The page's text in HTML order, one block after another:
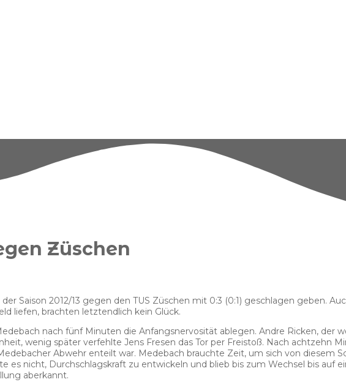
Züschen
Saison 2012/13 gegen den TUS Züschen mit 0:3 (0:1) geschlagen geben.
liefen, brachten letztendlich kein Glück.
nach fünf Minuten die Anfangsnervosität ablegen. Andre Ricken, der
wenig später verfehlte Jens Fresen das Tor per Freistoß. Nach achtzehn
Abwehr enteilt war. Medebach brauchte Zeit, um sich von diesem
es nicht, Durchschlagskraft zu entwickeln und blieb bis zum Wechsel bis auf
aberkannt.